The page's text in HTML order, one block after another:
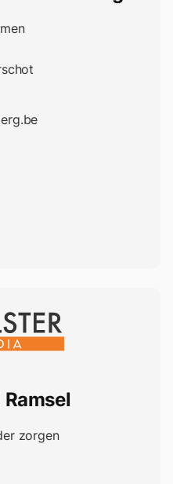
zorgen